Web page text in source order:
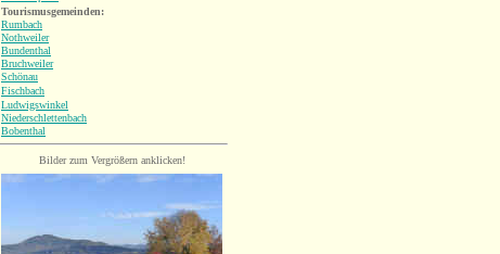
Tourismusgemeinden:
Rumbach
Nothweiler
Bundenthal
Bruchweiler
Schönau
Fischbach
Ludwigswinkel
Niederschlettenbach
Bobenthal
Bilder zum Vergrößern anklicken!